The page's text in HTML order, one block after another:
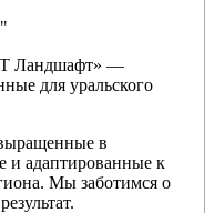
Ландшафт» —
для уральского
в
и адаптированные к
Мы заботимся о